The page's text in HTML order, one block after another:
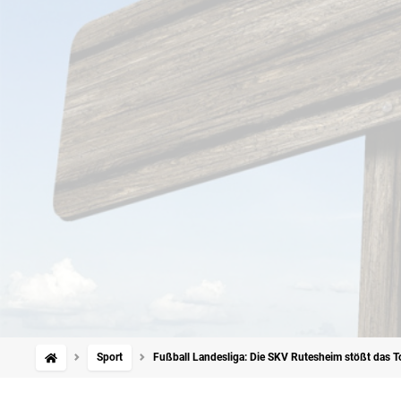
Sport Fußball Landesliga: Die SKV Rutesheim stößt das